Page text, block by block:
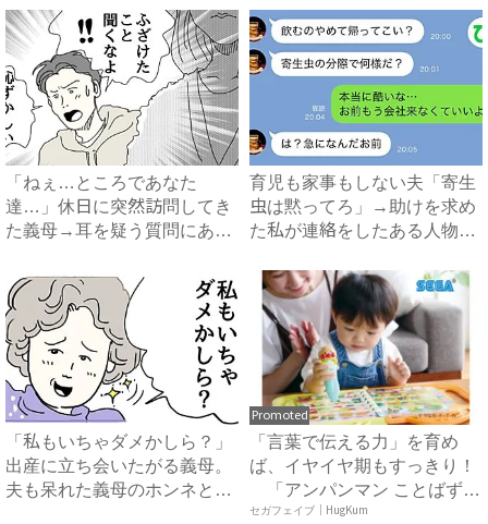
「ねぇ…ところであなた
達…」休日に突然訪問してき
た義母→耳を疑う質問にあ
育児も家事もしない夫「寄生
虫は黙ってろ」→助けを求め
た私が連絡をしたある人物と
「私もいちゃダメかしら？」
出産に立ち会いたがる義母。
夫も呆れた義母のホンネと
Promoted
「言葉で伝える力」を育め
ば、イヤイヤ期もすっきり！
「アンパンマン ことばずか
ん...
セガフェイブ｜HugKum